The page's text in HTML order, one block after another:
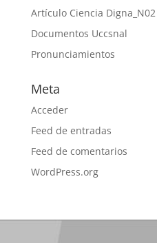
Artículo Ciencia Digna_N02
Documentos Uccsnal
Pronunciamientos
Meta
Acceder
Feed de entradas
Feed de comentarios
WordPress.org